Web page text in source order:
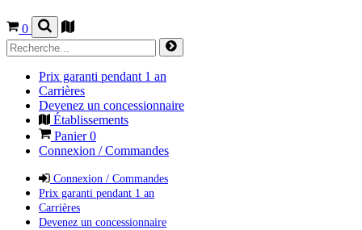
0
Prix garanti pendant 1 an
Carrières
Devenez un concessionnaire
Établissements
Panier0
Connexion / Commandes
Connexion / Commandes
Prix garanti pendant 1 an
Carrières
Devenez un concessionnaire